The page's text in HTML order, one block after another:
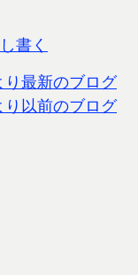
書く
り最新のブログ
り以前のブログ